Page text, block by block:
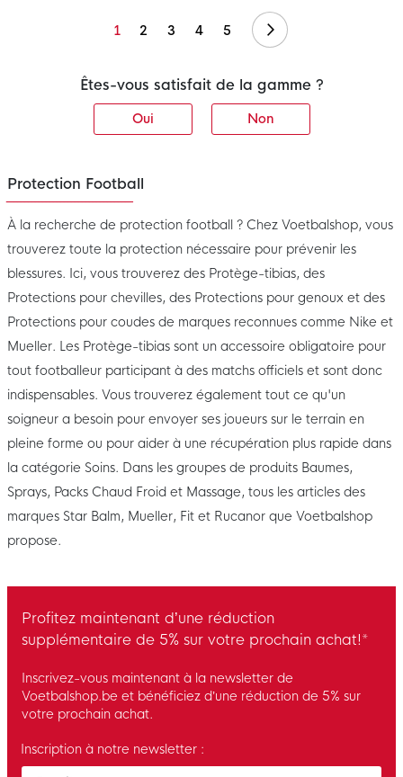
1 2 3 4 5 Suivant
Êtes-vous satisfait de la gamme ?
Oui Non
Protection Football
À la recherche de protection football ? Chez Voetbalshop, vous
trouverez toute la protection nécessaire pour prévenir les
blessures. Ici, vous trouverez des Protège-tibias, des
Protections pour chevilles, des Protections pour genoux et des
Protections pour coudes de marques reconnues comme Nike et
Mueller. Les Protège-tibias sont un accessoire obligatoire pour
tout footballeur participant à des matchs officiels et sont donc
indispensables. Vous trouverez également tout ce qu'un
soigneur a besoin pour envoyer ses joueurs sur le terrain en
pleine forme ou pour aider à une récupération plus rapide dans
la catégorie Soins. Dans les groupes de produits Baumes,
Sprays, Packs Chaud Froid et Massage, tous les articles des
marques Star Balm, Mueller, Fit et Rucanor que Voetbalshop
propose.
Profitez maintenant d’une réduction
supplémentaire de 5% sur votre prochain achat!*
Inscrivez-vous maintenant à la newsletter de
Voetbalshop.be et bénéficiez d’une réduction de 5% sur
votre prochain achat.
Enter your email and accept the privacy policy to subscribe to
Inscription à notre newsletter :